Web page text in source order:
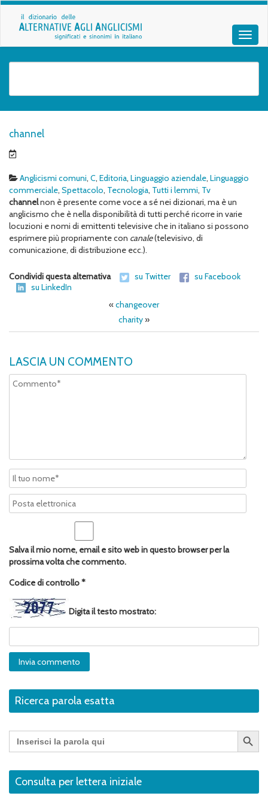
channel
Anglicismi comuni, C, Editoria, Linguaggio aziendale, Linguaggio
commerciale, Spettacolo, Tecnologia, Tutti i lemmi, Tv
channelnon è presente come voce a sé nei dizionari, ma è un
anglicismo che è nella disponibilità di tutti perché ricorre in varie
locuzioni e nomi di emittenti televisive che in italiano si possono
esprimere più propriamente con canale(televisivo, di
comunicazione, di distribuzione ecc.).
Condividi questa alternativa su Twitter
su Facebook
su LinkedIn
«changeover
charity»
LASCIA UN COMMENTO
Salva il mio nome, email e sito web in questo browser per la
prossima volta che commento.
Codice di controllo*
Digita il testo mostrato:
Ricerca parola esatta
Search
for:
Search Button
Consulta per lettera iniziale